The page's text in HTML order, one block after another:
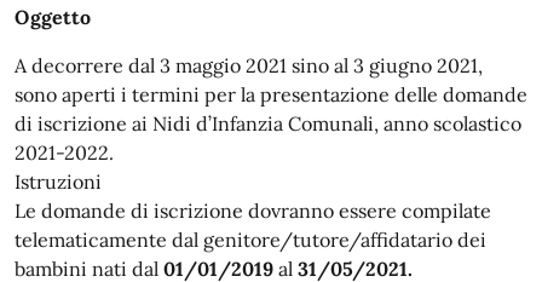
Oggetto
A decorrere dal 3 maggio 2021 sino al 3 giugno 2021,
sono aperti i termini per la presentazione delle domande
di iscrizione ai Nidi d’Infanzia Comunali, anno scolastico
2021-2022.
Istruzioni
Le domande di iscrizione dovranno essere compilate
telematicamente dal genitore/tutore/affidatario dei
bambini nati dal 01/01/2019 al 31/05/2021.